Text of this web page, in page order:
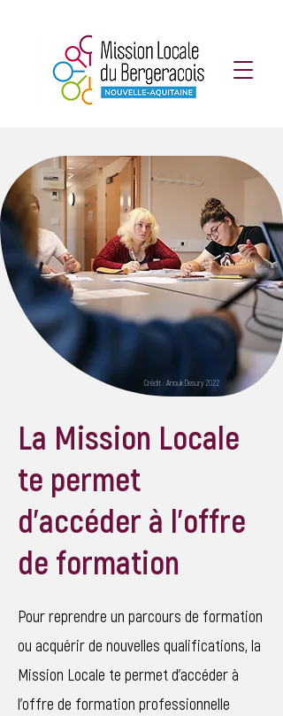
Crédit : Anouk Desury 2022
La Mission Locale
te permet
d'accéder à l'offre
de formation
Pour reprendre un parcours de formation
ou acquérir de nouvelles qualifications, la
Mission Locale te permet d'accéder à
l'offre de formation professionnelle